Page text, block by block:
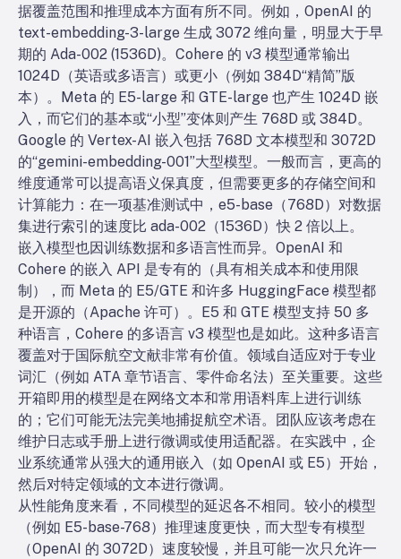
据覆盖范围和推理成本方面有所不同。例如，OpenAI 的
text-embedding-3-large 生成 3072 维向量，明显大于早
期的 Ada-002 (1536D)。Cohere 的 v3 模型通常输出
1024D（英语或多语言）或更小（例如 384D“精简”版
本）。Meta 的 E5-large 和 GTE-large 也产生 1024D 嵌
入，而它们的基本或“小型”变体则产生 768D 或 384D。
Google 的 Vertex-AI 嵌入包括 768D 文本模型和 3072D
的“gemini-embedding-001”大型模型。一般而言，更高的
维度通常可以提高语义保真度，但需要更多的存储空间和
计算能力：在一项基准测试中，e5-base（768D）对数据
集进行索引的速度比 ada-002（1536D）快 2 倍以上。
嵌入模型也因训练数据和多语言性而异。OpenAI 和
Cohere 的嵌入 API 是专有的（具有相关成本和使用限
制），而 Meta 的 E5/GTE 和许多 HuggingFace 模型都
是开源的（Apache 许可）。E5 和 GTE 模型支持 50 多
种语言，Cohere 的多语言 v3 模型也是如此。这种多语言
覆盖对于国际航空文献非常有价值。领域自适应对于专业
词汇（例如 ATA 章节语言、零件命名法）至关重要。这些
开箱即用的模型是在网络文本和常用语料库上进行训练
的；它们可能无法完美地捕捉航空术语。团队应该考虑在
维护日志或手册上进行微调或使用适配器。在实践中，企
业系统通常从强大的通用嵌入（如 OpenAI 或 E5）开始，
然后对特定领域的文本进行微调。
从性能角度来看，不同模型的延迟各不相同。较小的模型
（例如 E5-base-768）推理速度更快，而大型专有模型
（OpenAI 的 3072D）速度较慢，并且可能一次只允许一